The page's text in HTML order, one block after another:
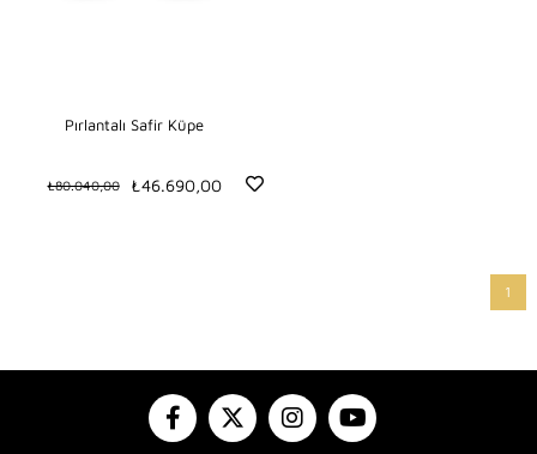
Pırlantalı Safir Küpe
₺46.690,00
₺80.040,00
1